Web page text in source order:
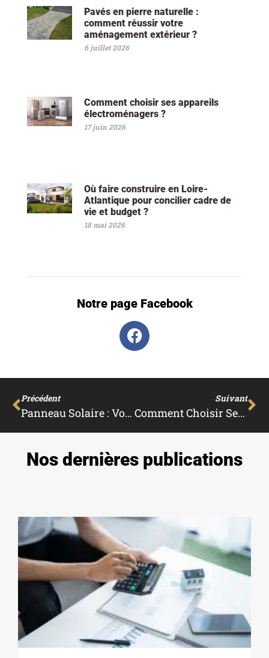
Pavés en pierre naturelle :
comment réussir votre
aménagement extérieur ?
6 juillet 2026
Comment choisir ses appareils
électroménagers ?
17 juin 2026
Où faire construire en Loire-
Atlantique pour concilier cadre de
vie et budget ?
18 mai 2026
Notre page Facebook
Précédent
Panneau Solaire : Votre Logement Est-Il Adapté ?
Suivant
Comment Choisir Ses Appareils Électroménagers ?
Nos dernières publications